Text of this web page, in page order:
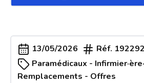
13/05/2026 Réf. 192292
Paramédicaux -
Remplacements - Offres